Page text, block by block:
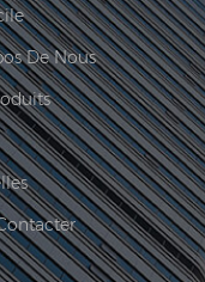
De Nous